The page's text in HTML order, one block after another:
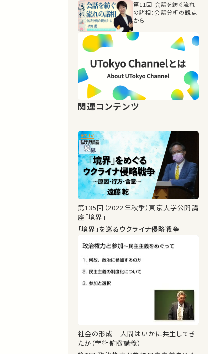
第11回 会話を紡ぐ流れ
の諸相：会話分析の観点
から
関連コンテンツ
第135回（2022年秋季）東京大学公開講
座「境界」
「境界」を巡るウクライナ侵略戦争
社会の形成－人間はいかに共生してき
たか（学術俯瞰講義）